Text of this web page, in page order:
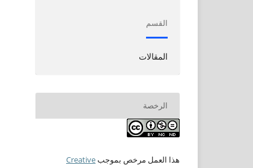
القسم
المقالات
الرخصة
هذا العمل مرخص بموجبCreative